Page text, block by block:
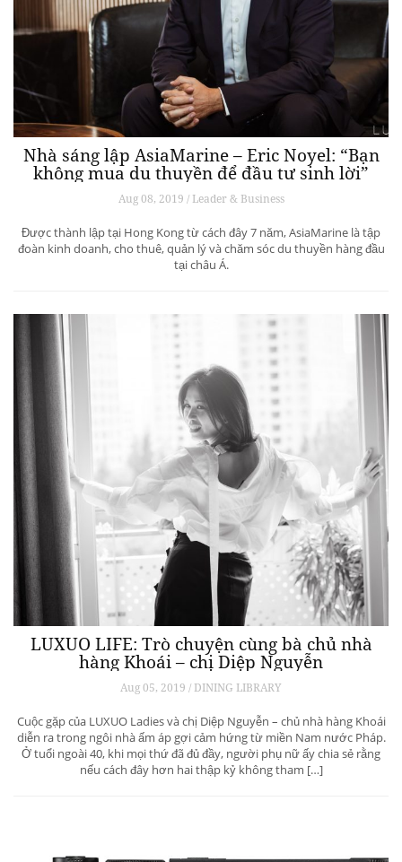
Nhà sáng lập AsiaMarine – Eric Noyel: “Bạn
không mua du thuyền để đầu tư sinh lời”
Aug 08, 2019 / Leader & Business
Được thành lập tại Hong Kong từ cách đây 7 năm, AsiaMarine là tập
đoàn kinh doanh, cho thuê, quản lý và chăm sóc du thuyền hàng đầu
tại châu Á.
LUXUO LIFE: Trò chuyện cùng bà chủ nhà
hàng Khoái – chị Diệp Nguyễn
Aug 05, 2019 / DINING LIBRARY
Cuộc gặp của LUXUO Ladies và chị Diệp Nguyễn – chủ nhà hàng Khoái
diễn ra trong ngôi nhà ấm áp gợi cảm hứng từ miền Nam nước Pháp.
Ở tuổi ngoài 40, khi mọi thứ đã đủ đầy, người phụ nữ ấy chia sẻ rằng
nếu cách đây hơn hai thập kỷ không tham […]